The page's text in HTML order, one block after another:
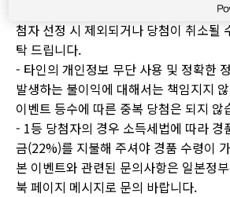
- 불법적이거나 정상적이지 않은 방법
첨자 선정 시 제외되거나 당첨이 취소될
탁 드립니다.
- 타인의 개인정보 무단 사용 및 정확한
발생하는 불이익에 대해서는 책임지지
이벤트 등수에 따른 중복 당첨은 되지 않
- 1등 당첨자의 경우 소득세법에 따라 경
금(22%)를 지불해 주셔야 경품 수령이
본 이벤트와 관련된 문의사항은 일본정
북 페이지 메시지로 문의 바랍니다.